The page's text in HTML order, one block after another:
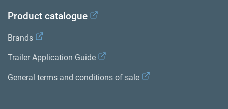
Product catalogue
Brands
Trailer Application Guide
General terms and conditions of sale